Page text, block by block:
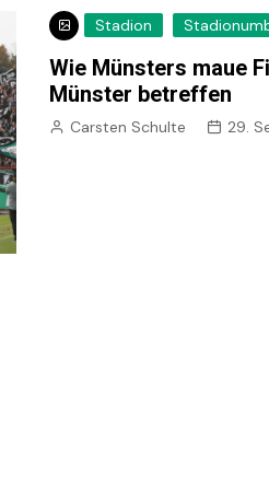
Stadion
Wie Münsters maue
Münster betreffen
Carsten Schulte 29.